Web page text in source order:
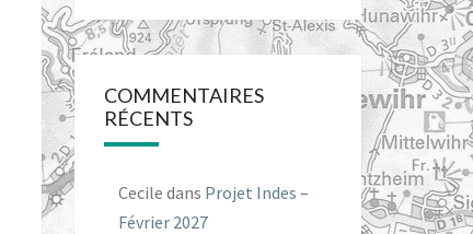
COMMENTAIRES
RÉCENTS
Cecile dans Projet Indes –
Février 2027